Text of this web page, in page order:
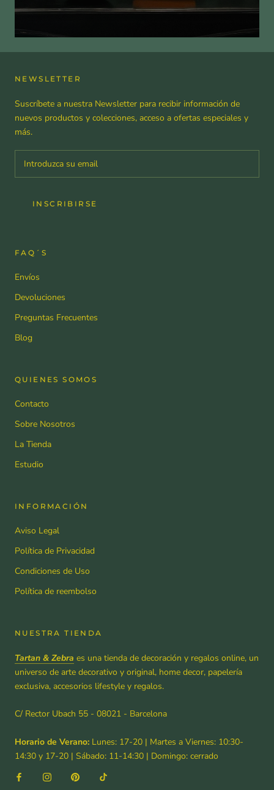
NEWSLETTER
Suscríbete a nuestra Newsletter para recibir información de
nuevos productos y colecciones, acceso a ofertas especiales y
más.
INSCRIBIRSE
FAQ´S
Envíos
Devoluciones
Preguntas Frecuentes
Blog
QUIENES SOMOS
Contacto
Sobre Nosotros
La Tienda
Estudio
INFORMACIÓN
Aviso Legal
Política de Privacidad
Condiciones de Uso
Política de reembolso
NUESTRA TIENDA
Tartan & Zebra es una tienda de decoración y regalos online, un
universo de arte decorativo y original, home decor, papelería
exclusiva, accesorios lifestyle y regalos.
C/ Rector Ubach 55 - 08021 - Barcelona
Horario de Verano: Lunes: 17-20 | Martes a Viernes: 10:30-
14:30 y 17-20 | Sábado: 11-14:30 | Domingo: cerrado